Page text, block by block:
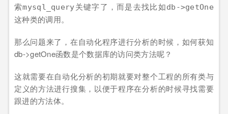
索mysql_query关键字了，而是去找比如db->getOne
这种类的调用。
那么问题来了，在自动化程序进行分析的时候，如何获知
db->getOne函数是个数据库的访问类方法呢？
这就需要在自动化分析的初期就要对整个工程的所有类与
定义的方法进行搜集，以便于程序在分析的时候寻找需要
跟进的方法体。